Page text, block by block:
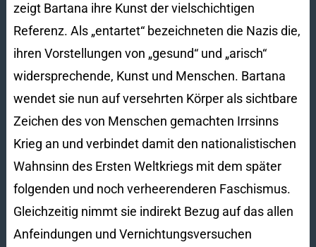
zeigt Bartana ihre Kunst der vielschichtigen
Referenz. Als „entartet“ bezeichneten die Nazis die,
ihren Vorstellungen von „gesund“ und „arisch“
widersprechende, Kunst und Menschen. Bartana
wendet sie nun auf versehrten Körper als sichtbare
Zeichen des von Menschen gemachten Irrsinns
Krieg an und verbindet damit den nationalistischen
Wahnsinn des Ersten Weltkriegs mit dem später
folgenden und noch verheerenderen Faschismus.
Gleichzeitig nimmt sie indirekt Bezug auf das allen
Anfeindungen und Vernichtungsversuchen